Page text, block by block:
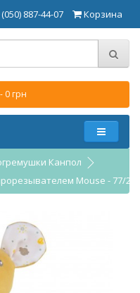
Корзина
(050) 887-44-07
0 грн
Канпол
Mouse - 77/205